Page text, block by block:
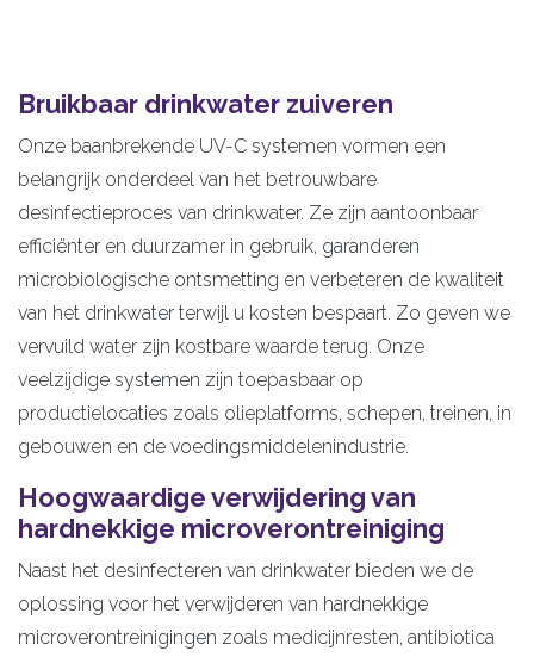
Bruikbaar drinkwater zuiveren
Onze baanbrekende UV-C systemen vormen een
belangrijk onderdeel van het betrouwbare
desinfectieproces van drinkwater. Ze zijn aantoonbaar
efficiënter en duurzamer in gebruik, garanderen
microbiologische ontsmetting en verbeteren de kwaliteit
van het drinkwater terwijl u kosten bespaart. Zo geven we
vervuild water zijn kostbare waarde terug. Onze
veelzijdige systemen zijn toepasbaar op
productielocaties zoals olieplatforms, schepen, treinen, in
gebouwen en de voedingsmiddelenindustrie.
Hoogwaardige verwijdering van
hardnekkige microverontreiniging
Naast het desinfecteren van drinkwater bieden we de
oplossing voor het verwijderen van hardnekkige
microverontreinigingen zoals medicijnresten, antibiotica